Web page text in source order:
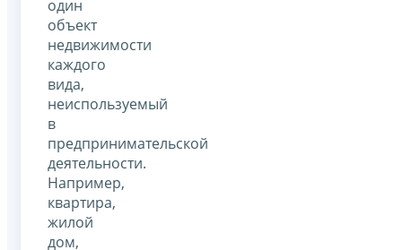
один
объект
недвижимости
каждого
вида,
неиспользуемый
в
предпринимательской
деятельности.
Например,
квартира,
жилой
дом,